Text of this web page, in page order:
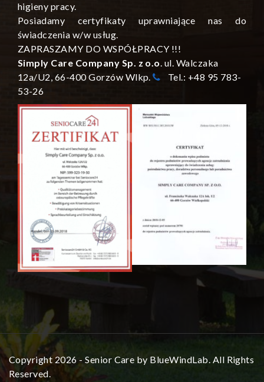
higieny pracy.
Posiadamy certyfikaty uprawniające nas do
świadczenia w/w usług.
ZAPRASZAMY DO WSPÓŁPRACY !!!
Simply Care Company Sp. z o.o. ul. Walczaka
12a/U2, 66-400 Gorzów Wlkp.
Tel.: +48 95 783-
53-26
Copyright 2026 - Senior Care by BlueWindLab. All Rights
Reserved.